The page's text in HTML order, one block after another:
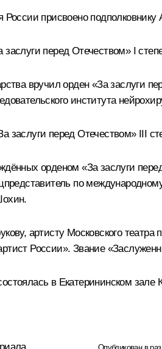
России присвоено
перед Отечеством»I
вручил орден «За заслуги
института
заслуги перед Отечеством» III
орденом «За заслуги
по
артисту Московского
России». Звание
в Екатерининском зале